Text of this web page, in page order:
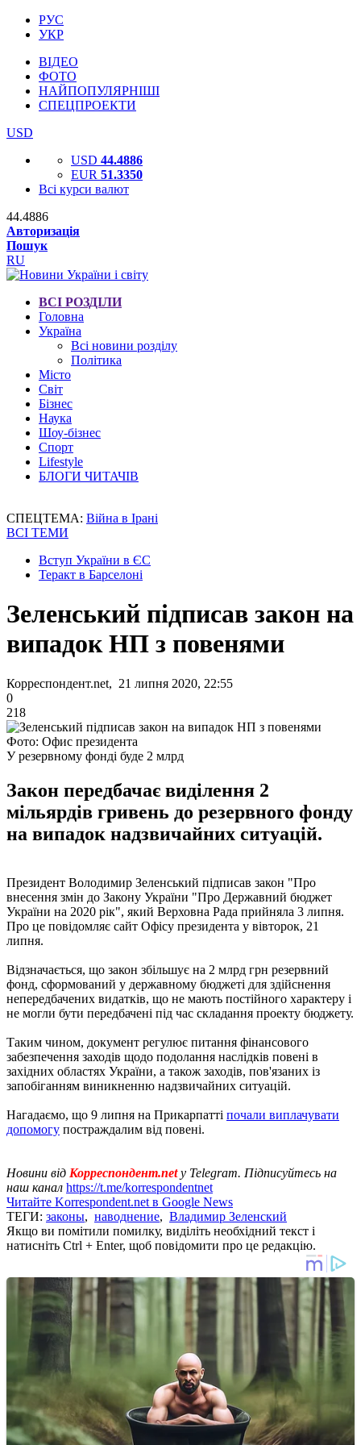
РУС
УКР
ВІДЕО
ФОТО
НАЙПОПУЛЯРНІШІ
СПЕЦПРОЕКТИ
USD
USD 44.4886
EUR 51.3350
Всі курси валют
44.4886
Авторизація
Пошук
RU
ВСІ РОЗДІЛИ
Головна
Україна
Всі новини розділу
Політика
Місто
Світ
Бізнес
Наука
Шоу-бізнес
Спорт
Lifestyle
БЛОГИ ЧИТАЧІВ
СПЕЦТЕМА: Війна в Ірані
ВСІ ТЕМИ
Вступ України в ЄС
Теракт в Барселоні
Зеленський підписав закон на
випадок НП з повенями
Корреспондент.net, 21 липня 2020, 22:55
0
218
Фото: Офис президента
У резервному фонді буде 2 млрд
Закон передбачає виділення 2
мільярдів гривень до резервного фонду
на випадок надзвичайних ситуацій.
Президент Володимир Зеленський підписав закон "Про
внесення змін до Закону України "Про Державний бюджет
України на 2020 рік", який Верховна Рада прийняла 3 липня.
Про це повідомляє сайт Офісу президента у вівторок, 21
липня.
Відзначається, що закон збільшує на 2 млрд грн резервний
фонд, сформований у державному бюджеті для здійснення
непередбачених видатків, що не мають постійного характеру і
не могли бути передбачені під час складання проекту бюджету.
Таким чином, документ регулює питання фінансового
забезпечення заходів щодо подолання наслідків повені в
західних областях України, а також заходів, пов'язаних із
запобіганням виникненню надзвичайних ситуацій.
Нагадаємо, що 9 липня на Прикарпатті почали виплачувати
допомогу постраждалим від повені.
Новини від Корреспондент.net у Telegram. Підписуйтесь на
наш канал https://t.me/korrespondentnet
Читайте Korrespondent.net в Google News
ТЕГИ: законы, наводнение, Владимир Зеленский
Якщо ви помітили помилку, виділіть необхідний текст і
натисніть Ctrl + Enter, щоб повідомити про це редакцію.